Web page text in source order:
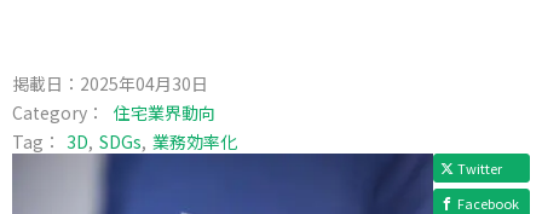
掲載日： 2025年04月30日
Category：
住宅業界動向
Tag： 3D SDGs 業務効率化
Twitter
Facebook